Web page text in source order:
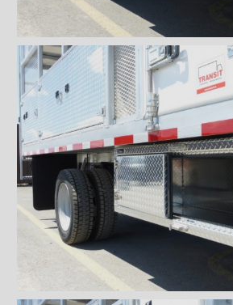
Profilés d'arrimage
Éclairages intérieur
Rampes
Finitions intérieures
Monte-charges MAXON
Marches
Échelles et passerelles
Caméra de recul
Sous-structures
Coffres